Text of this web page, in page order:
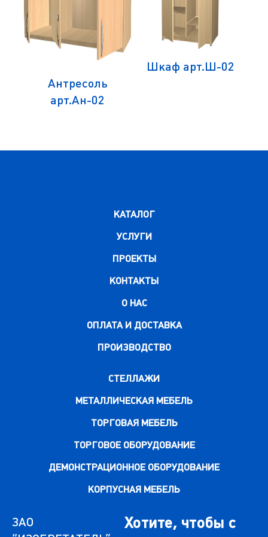
Антресоль
арт.Ан-02
Шкаф арт.Ш-02
КАТАЛОГ
УСЛУГИ
ПРОЕКТЫ
КОНТАКТЫ
О НАС
ОПЛАТА И ДОСТАВКА
ПРОИЗВОДСТВО
СТЕЛЛАЖИ
МЕТАЛЛИЧЕСКАЯ МЕБЕЛЬ
ТОРГОВАЯ МЕБЕЛЬ
ТОРГОВОЕ ОБОРУДОВАНИЕ
ДЕМОНСТРАЦИОННОЕ ОБОРУДОВАНИЕ
КОРПУСНАЯ МЕБЕЛЬ
ЗАО
Хотите, чтобы с